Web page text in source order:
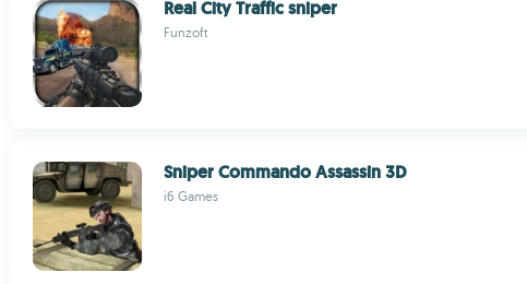
Real City Traffic sniper
Funzoft
Sniper Commando Assassin 3D
i6 Games